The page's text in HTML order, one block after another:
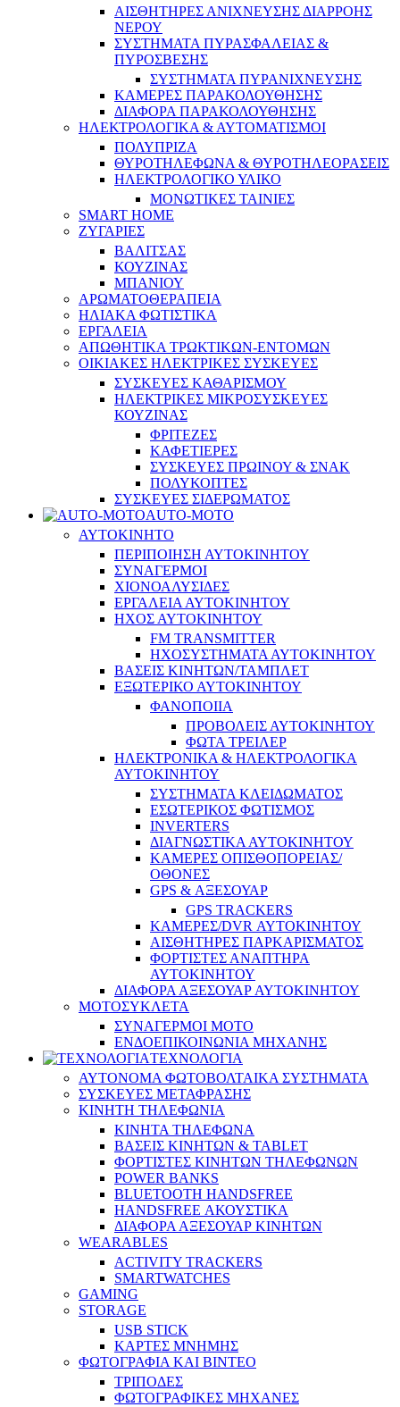
ΑΙΣΘΗΤΗΡΕΣ ΑΝΙΧΝΕΥΣΗΣ ΔΙΑΡΡΟΗΣ
ΝΕΡΟΥ
ΣΥΣΤΗΜΑΤΑ ΠΥΡΑΣΦΑΛΕΙΑΣ &
ΠΥΡΟΣΒΕΣΗΣ
ΣΥΣΤΗΜΑΤΑ ΠΥΡΑΝΙΧΝΕΥΣΗΣ
ΚΑΜΕΡΕΣ ΠΑΡΑΚΟΛΟΥΘΗΣΗΣ
ΔΙΑΦΟΡΑ ΠΑΡΑΚΟΛΟΥΘΗΣΗΣ
ΗΛΕΚΤΡΟΛΟΓΙΚΑ & ΑΥΤΟΜΑΤΙΣΜΟΙ
ΠΟΛΥΠΡΙΖΑ
ΘΥΡΟΤΗΛΕΦΩΝΑ & ΘΥΡΟΤΗΛΕΟΡΑΣΕΙΣ
ΗΛΕΚΤΡΟΛΟΓΙΚΟ ΥΛΙΚΟ
ΜΟΝΩΤΙΚΕΣ ΤΑΙΝΙΕΣ
SMART HOME
ΖΥΓΑΡΙΕΣ
ΒΑΛΙΤΣΑΣ
ΚΟΥΖΙΝΑΣ
ΜΠΑΝΙΟΥ
ΑΡΩΜΑΤΟΘΕΡΑΠΕΙΑ
ΗΛΙΑΚΑ ΦΩΤΙΣΤΙΚΑ
ΕΡΓΑΛΕΙΑ
ΑΠΩΘΗΤΙΚΑ ΤΡΩΚΤΙΚΩΝ-ΕΝΤΟΜΩΝ
ΟΙΚΙΑΚΕΣ ΗΛΕΚΤΡΙΚΕΣ ΣΥΣΚΕΥΕΣ
ΣΥΣΚΕΥΕΣ ΚΑΘΑΡΙΣΜΟΥ
ΗΛΕΚΤΡΙΚΕΣ ΜΙΚΡΟΣΥΣΚΕΥΕΣ
ΚΟΥΖΙΝΑΣ
ΦΡΙΤΕΖΕΣ
ΚΑΦΕΤΙΕΡΕΣ
ΣΥΣΚΕΥΕΣ ΠΡΩΙΝΟΥ & ΣΝΑΚ
ΠΟΛΥΚΟΠΤΕΣ
ΣΥΣΚΕΥΕΣ ΣΙΔΕΡΩΜΑΤΟΣ
AUTO-MOTO
ΑΥΤΟΚΙΝΗΤΟ
ΠΕΡΙΠΟΙΗΣΗ ΑΥΤΟΚΙΝΗΤΟΥ
ΣΥΝΑΓΕΡΜΟΙ
ΧΙΟΝΟΑΛΥΣΙΔΕΣ
ΕΡΓΑΛΕΙΑ ΑΥΤΟΚΙΝΗΤΟΥ
ΗΧΟΣ ΑΥΤΟΚΙΝΗΤΟΥ
FM TRANSMITTER
ΗΧΟΣΥΣΤΗΜΑΤΑ ΑΥΤΟΚΙΝΗΤΟΥ
ΒΑΣΕΙΣ ΚΙΝΗΤΩΝ/ΤΑΜΠΛΕΤ
ΕΞΩΤΕΡΙΚΟ ΑΥΤΟΚΙΝΗΤΟΥ
ΦΑΝΟΠΟΙΙΑ
ΠΡΟΒΟΛΕΙΣ ΑΥΤΟΚΙΝΗΤΟΥ
ΦΩΤΑ ΤΡΕΙΛΕΡ
ΗΛΕΚΤΡΟΝΙΚΑ & ΗΛΕΚΤΡΟΛΟΓΙΚΑ
ΑΥΤΟΚΙΝΗΤΟΥ
ΣΥΣΤΗΜΑΤΑ ΚΛΕΙΔΩΜΑΤΟΣ
ΕΣΩΤΕΡΙΚΟΣ ΦΩΤΙΣΜΟΣ
INVERTERS
ΔΙΑΓΝΩΣΤΙΚΑ ΑΥΤΟΚΙΝΗΤΟΥ
ΚΑΜΕΡΕΣ ΟΠΙΣΘΟΠΟΡΕΙΑΣ/
ΟΘΟΝΕΣ
GPS & ΑΞΕΣΟΥΑΡ
GPS TRACKERS
ΚΑΜΕΡΕΣ/DVR ΑΥΤΟΚΙΝΗΤΟΥ
ΑΙΣΘΗΤΗΡΕΣ ΠΑΡΚΑΡΙΣΜΑΤΟΣ
ΦΟΡΤΙΣΤΕΣ ΑΝΑΠΤΗΡΑ
ΑΥΤΟΚΙΝΗΤΟΥ
ΔΙΑΦΟΡΑ ΑΞΕΣΟΥΑΡ ΑΥΤΟΚΙΝΗΤΟΥ
ΜΟΤΟΣΥΚΛΕΤΑ
ΣΥΝΑΓΕΡΜΟΙ ΜΟΤΟ
ΕΝΔΟΕΠΙΚΟΙΝΩΝΙΑ ΜΗΧΑΝΗΣ
ΤΕΧΝΟΛΟΓΙΑ
ΑΥΤΟΝΟΜΑ ΦΩΤΟΒΟΛΤΑΙΚΑ ΣΥΣΤΗΜΑΤΑ
ΣΥΣΚΕΥΕΣ ΜΕΤΑΦΡΑΣΗΣ
ΚΙΝΗΤΗ ΤΗΛΕΦΩΝΙΑ
ΚΙΝΗΤΑ ΤΗΛΕΦΩΝΑ
ΒΑΣΕΙΣ ΚΙΝΗΤΩΝ & TABLET
ΦΟΡΤΙΣΤΕΣ ΚΙΝΗΤΩΝ ΤΗΛΕΦΩΝΩΝ
POWER BANKS
BLUETOOTH HANDSFREE
HANDSFREE ΑΚΟΥΣΤΙΚΑ
ΔΙΑΦΟΡΑ ΑΞΕΣΟΥΑΡ ΚΙΝΗΤΩΝ
WEARABLES
ACTIVITY TRACKERS
SMARTWATCHES
GAMING
STORAGE
USB STICK
ΚΑΡΤΕΣ ΜΝΗΜΗΣ
ΦΩΤΟΓΡΑΦΙΑ ΚΑΙ ΒΙΝΤΕΟ
ΤΡΙΠΟΔΕΣ
ΦΩΤΟΓΡΑΦΙΚΕΣ ΜΗΧΑΝΕΣ